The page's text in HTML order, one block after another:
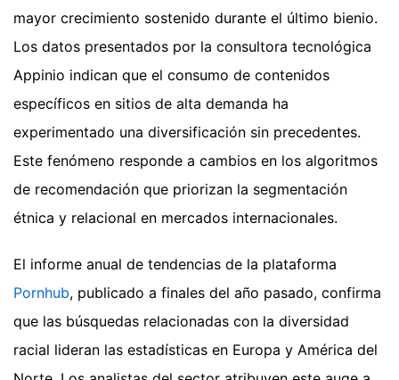
mayor crecimiento sostenido durante el último bienio.
Los datos presentados por la consultora tecnológica
Appinio indican que el consumo de contenidos
específicos en sitios de alta demanda ha
experimentado una diversificación sin precedentes.
Este fenómeno responde a cambios en los algoritmos
de recomendación que priorizan la segmentación
étnica y relacional en mercados internacionales.
El informe anual de tendencias de la plataforma
Pornhub, publicado a finales del año pasado, confirma
que las búsquedas relacionadas con la diversidad
racial lideran las estadísticas en Europa y América del